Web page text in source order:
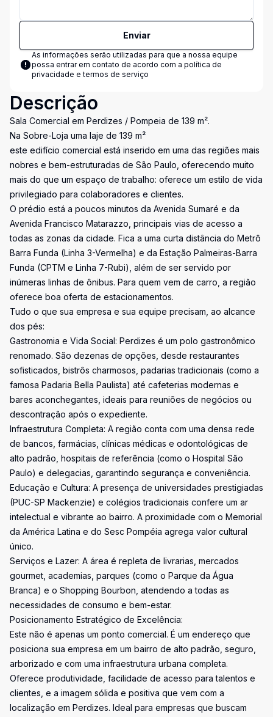
Enviar
As informações serão utilizadas para que a nossa equipe
possa entrar em contato de acordo com a política de
privacidade e termos de serviço
Descrição
Sala Comercial em Perdizes / Pompeia de 139 m².
Na Sobre-Loja uma laje de 139 m²
este edifício comercial está inserido em uma das regiões mais
nobres e bem-estruturadas de São Paulo, oferecendo muito
mais do que um espaço de trabalho: oferece um estilo de vida
privilegiado para colaboradores e clientes.
O prédio está a poucos minutos da Avenida Sumaré e da
Avenida Francisco Matarazzo, principais vias de acesso a
todas as zonas da cidade. Fica a uma curta distância do Metrô
Barra Funda (Linha 3-Vermelha) e da Estação Palmeiras-Barra
Funda (CPTM e Linha 7-Rubi), além de ser servido por
inúmeras linhas de ônibus. Para quem vem de carro, a região
oferece boa oferta de estacionamentos.
Tudo o que sua empresa e sua equipe precisam, ao alcance
dos pés:
Gastronomia e Vida Social: Perdizes é um polo gastronômico
renomado. São dezenas de opções, desde restaurantes
sofisticados, bistrôs charmosos, padarias tradicionais (como a
famosa Padaria Bella Paulista) até cafeterias modernas e
bares aconchegantes, ideais para reuniões de negócios ou
descontração após o expediente.
Infraestrutura Completa: A região conta com uma densa rede
de bancos, farmácias, clínicas médicas e odontológicas de
alto padrão, hospitais de referência (como o Hospital São
Paulo) e delegacias, garantindo segurança e conveniência.
Educação e Cultura: A presença de universidades prestigiadas
(PUC-SP Mackenzie) e colégios tradicionais confere um ar
intelectual e vibrante ao bairro. A proximidade com o Memorial
da América Latina e do Sesc Pompéia agrega valor cultural
único.
Serviços e Lazer: A área é repleta de livrarias, mercados
gourmet, academias, parques (como o Parque da Água
Branca) e o Shopping Bourbon, atendendo a todas as
necessidades de consumo e bem-estar.
Posicionamento Estratégico de Excelência:
Este não é apenas um ponto comercial. É um endereço que
posiciona sua empresa em um bairro de alto padrão, seguro,
arborizado e com uma infraestrutura urbana completa.
Oferece produtividade, facilidade de acesso para talentos e
clientes, e a imagem sólida e positiva que vem com a
localização em Perdizes. Ideal para empresas que buscam